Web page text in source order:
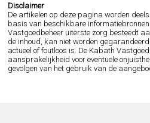
Disclaimer
De artikelen op deze pagina worden
basis van beschikbare
Vastgoedbeheer uiterste zorg besteedt
de inhoud, kan niet worden
actueel of foutloos is. De Kabath
aansprakelijkheid voor eventuele
gevolgen van het gebruik van de